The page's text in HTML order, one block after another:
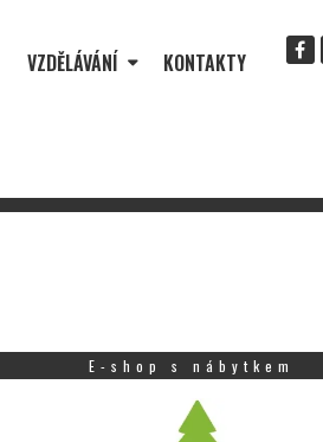
VZDĚLÁVÁNÍ KONTAKTY
E-shop s nábytkem